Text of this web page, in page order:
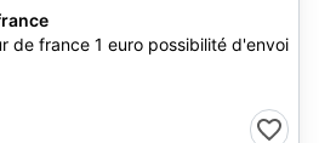
de france 1 euro possibilité d'envoi